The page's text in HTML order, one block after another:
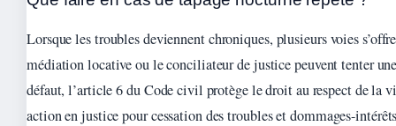
Lorsque les troubles deviennent chroniques, plusieurs voies
médiation locative ou le conciliateur de justice peuvent tenter
défaut, l’article 6 du Code civil protège le droit au respect de la
action en justice pour cessation des troubles et dommages-